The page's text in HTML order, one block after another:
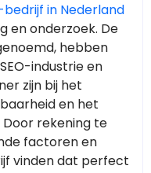
bedrijf in Nederland
en onderzoek. De
hebben
industrie en
zijn bij het
en het
rekening te
factoren en
vinden dat perfect